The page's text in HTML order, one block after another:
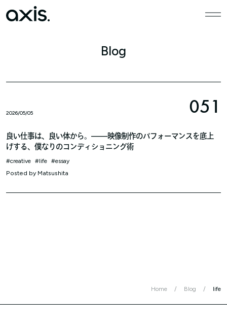
メ
Blog
2026/05/05 051
良い仕事は、良い体から。——映像制作のパフォーマンスを底上
げする、僕なりのコンディショニング術
creative life essay
Posted by Matsushita
Home Blog life